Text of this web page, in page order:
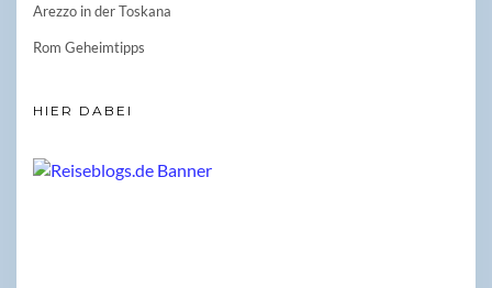
Arezzo in der Toskana
Rom Geheimtipps
HIER DABEI